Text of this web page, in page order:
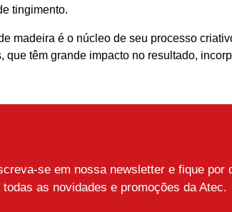
tingimento.
madeira é o núcleo de seu processo
que têm grande impacto no resultado,
se em nossa newsletter e fique por
todas as novidades e promoções da Atec.